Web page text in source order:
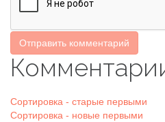
Отправить комментарий
Сортировка - старые первыми
Сортировка - новые первыми